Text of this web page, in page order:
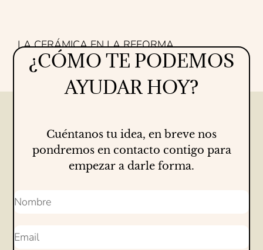
LA CERÁMICA EN LA REFORMA
Proyectos 16/07/2026
¿CÓMO TE PODEMOS
AYUDAR HOY?
Cuéntanos tu idea, en breve nos
pondremos en contacto contigo para
empezar a darle forma.